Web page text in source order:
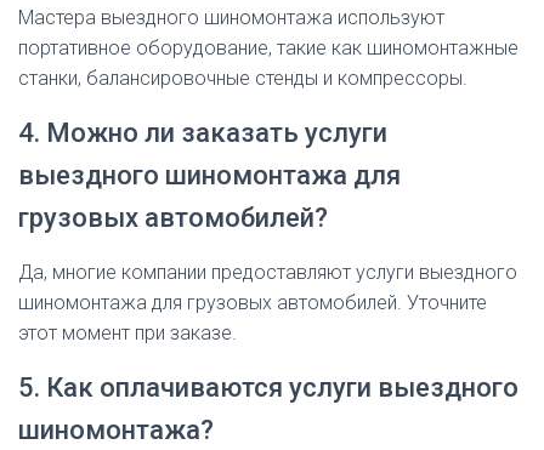
Мастера выездного шиномонтажа используют
портативное оборудование, такие как шиномонтажные
станки, балансировочные стенды и компрессоры.
4. Можно ли заказать услуги
выездного шиномонтажа для
грузовых автомобилей?
Да, многие компании предоставляют услуги выездного
шиномонтажа для грузовых автомобилей. Уточните
этот момент при заказе.
5. Как оплачиваются услуги выездного
шиномонтажа?